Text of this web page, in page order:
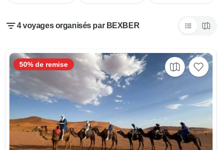
4 voyages organisés par BEXBER
50% de remise